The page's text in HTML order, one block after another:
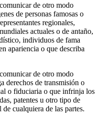
de otro modo
de personas famosas o
regionales,
actuales o de antaño,
individuos de fama
apariencia o que describa
de otro modo
derechos de transmisión o
o fiduciaria o que infrinja los
patentes u otro tipo de
cualquiera de las partes.